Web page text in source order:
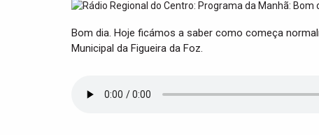
Bom dia. Hoje ficámos a saber como começa
Municipal da Figueira da Foz.